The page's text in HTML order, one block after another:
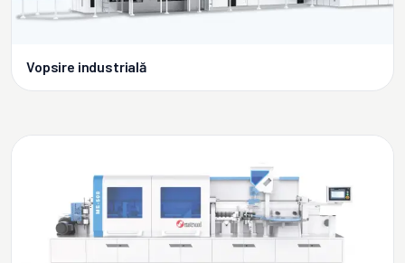
Vopsire industrială